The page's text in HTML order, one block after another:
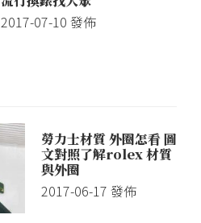
2017-07-10 發佈
勞力士材質 外圈怎看 圖
文對照了解rolex 材質
與外圈
2017-06-17 發佈